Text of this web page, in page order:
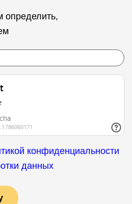
определить,
конфиденциальности
данных